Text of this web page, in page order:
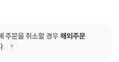
주문을 취소할 경우 해외주문
.